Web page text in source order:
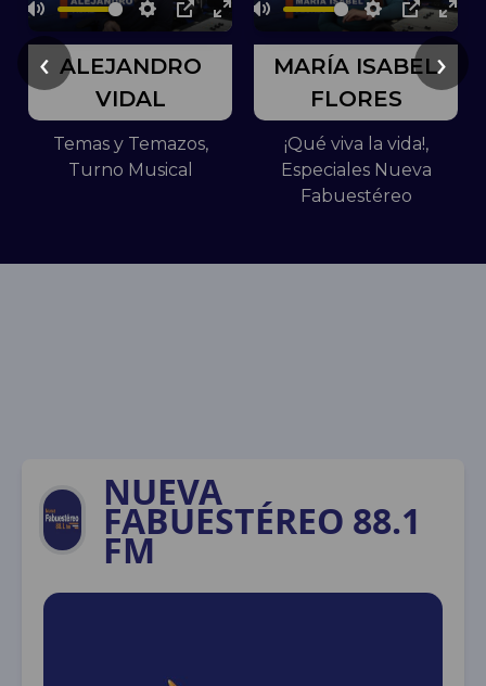
‹ ALEJANDRO
VIDAL
Temas y Temazos,
Turno Musical
MARÍA ISABEL
FLORES
¡Qué viva la vida!,
Especiales Nueva
Fabuestéreo
›
NUEVA
FABUESTÉREO 88.1
FM